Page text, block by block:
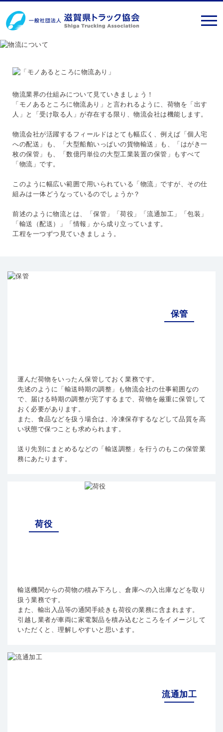
物流業界の仕組みについて見ていきましょう！
「モノあるところに物流あり」と言われるように、荷物を「出す
人」と「受け取る人」が存在する限り、物流会社は機能します。
物流会社が活躍するフィールドはとても幅広く、例えば「個人宅
への配送」も、「大型船舶いっぱいの貨物輸送」も、「はがき一
枚の保管」も、「数億円単位の大型工業装置の保管」もすべて
「物流」です。
このように幅広い範囲で用いられている「物流」ですが、その仕
組みは一体どうなっているのでしょうか？
前述のように物流とは、「保管」「荷役」「流通加工」「包装」
「輸送（配送）」「情報」から成り立っています。
工程を一つずつ見ていきましょう。
保管
運んだ荷物をいったん保管しておく業務です。
先述のように「輸送時期の調整」も物流会社の仕事範囲なの
で、届ける時期の調整が完了するまで、荷物を厳重に保管して
おく必要があります。
また、食品などを扱う場合は、冷凍保存するなどして品質を高
い状態で保つことも求められます。
送り先別にまとめるなどの「輸送調整」を行うのもこの保管業
務にあたります。
荷役
輸送機関からの荷物の積み下ろし、倉庫への入出庫などを取り
扱う業務です。
また、輸出入品等の通関手続きも荷役の業務に含まれます。
引越し業者が車両に家電製品を積み込むところをイメージして
いただくと、理解しやすいと思います。
流通加工